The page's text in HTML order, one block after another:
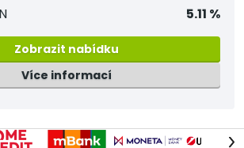
5.11 %
Zobrazit nabídku
Více informací